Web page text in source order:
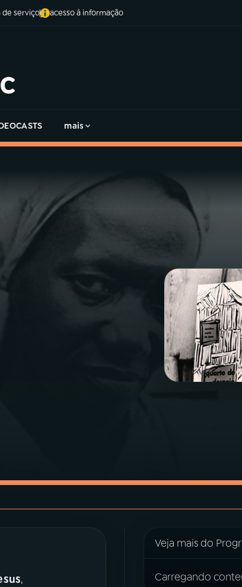
de serviço acesso à informação
mais
,
Veja mais do
Carregando